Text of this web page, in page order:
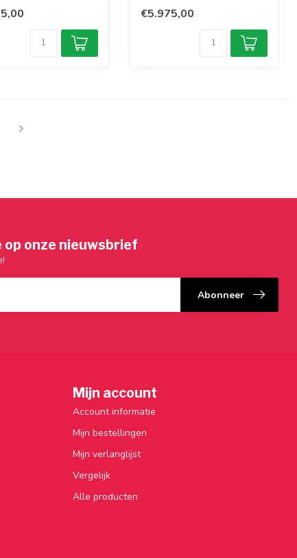
€5.975,00
op onze nieuwsbrief
Abonneer
Mijn account
Account informatie
Mijn bestellingen
Mijn verlanglijst
Vergelijk
Alle producten